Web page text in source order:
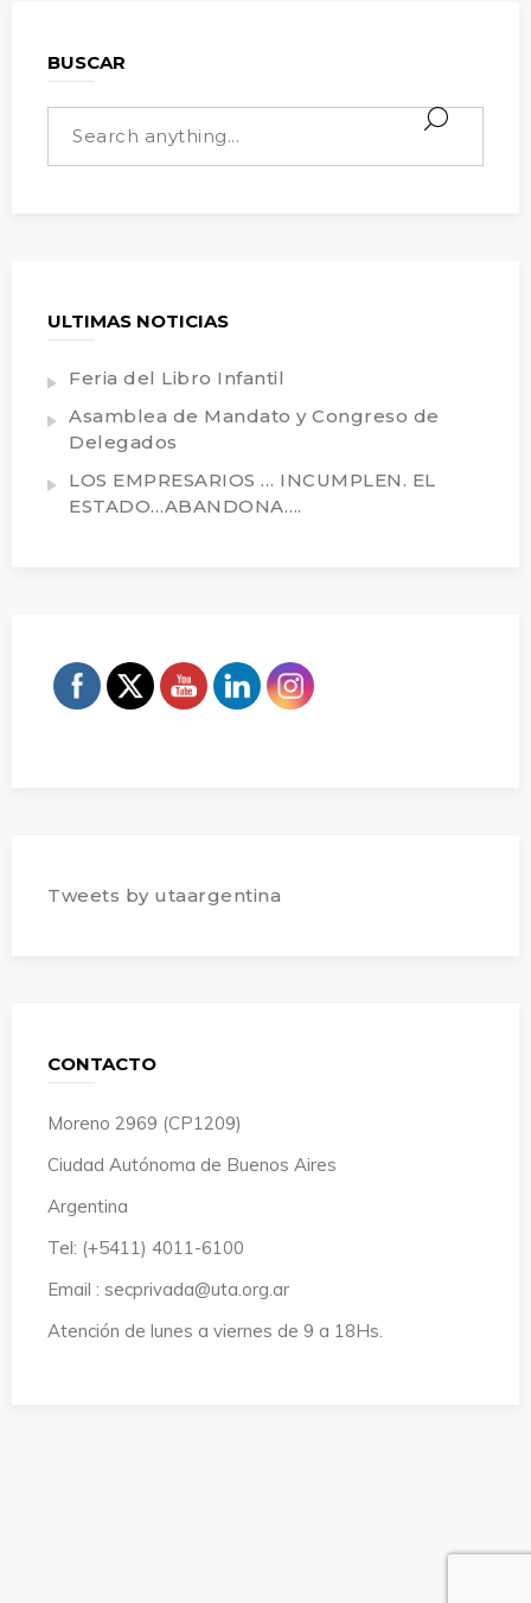
BUSCAR
ULTIMAS NOTICIAS
Feria del Libro Infantil
Asamblea de Mandato y Congreso de
Delegados
LOS EMPRESARIOS … INCUMPLEN. EL
ESTADO…ABANDONA….
Tweets by utaargentina
CONTACTO
Moreno 2969 (CP1209)
Ciudad Autónoma de Buenos Aires
Argentina
Tel: (+5411) 4011-6100
Email : secprivada@uta.org.ar
Atención de lunes a viernes de 9 a 18Hs.